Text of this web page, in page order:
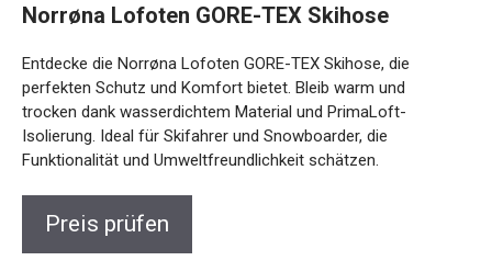
Norrøna Lofoten GORE-TEX Skihose
Entdecke die Norrøna Lofoten GORE-TEX Skihose, die
perfekten Schutz und Komfort bietet. Bleib warm und
trocken dank wasserdichtem Material und PrimaLoft-
Isolierung. Ideal für Skifahrer und Snowboarder, die
Funktionalität und Umweltfreundlichkeit schätzen.
Preis prüfen